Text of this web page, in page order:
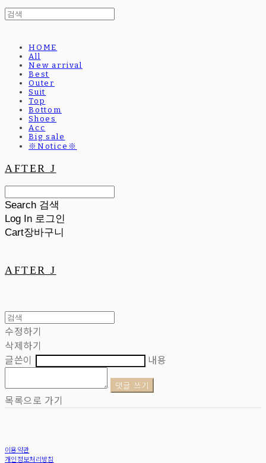
HOME
All
New arrival
Best
Outer
Suit
Top
Bottom
Shoes
Acc
Big sale
※Notice※
AFTER J
Search 검색
Log In 로그인
Cart장바구니
AFTER J
수정하기
삭제하기
글쓴이
내용
댓글 쓰기
목록으로 가기
이용약관
개인정보처리방침